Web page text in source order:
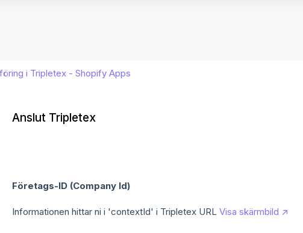
i Tripletex - Shopify Apps
Anslut Tripletex
Företags-ID (Company Id)
Informationen hittar ni i 'contextId' i Tripletex URL Visa skärmbild ↗